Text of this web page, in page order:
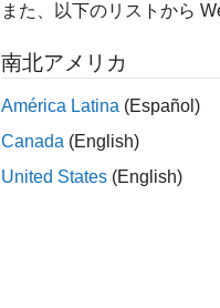
また、以下のリストから
南北アメリカ
América Latina (Español)
Canada (English)
United States (English)